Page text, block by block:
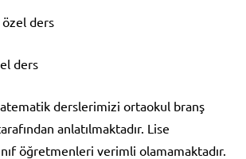
özel ders
ders
derslerimizi ortaokul branş
anlatılmaktadır. Lise
öğretmenleri verimli olamamaktadır.